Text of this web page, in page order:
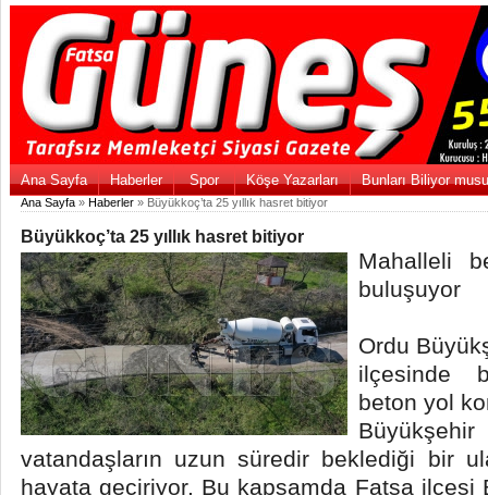
Ana Sayfa Haberler Spor Köşe Yazarları Bunları Biliyor
Ana Sayfa » Haberler » Büyükkoç’ta 25 yıllık hasret bitiyor
Büyükkoç’ta 25 yıllık hasret bitiyor
Mahalleli
buluşuyor
Ordu
ilçesinde
beton yol
vatandaşların uzun süredir beklediği bir
hayata geçiriyor. Bu kapsamda Fatsa ilçesi